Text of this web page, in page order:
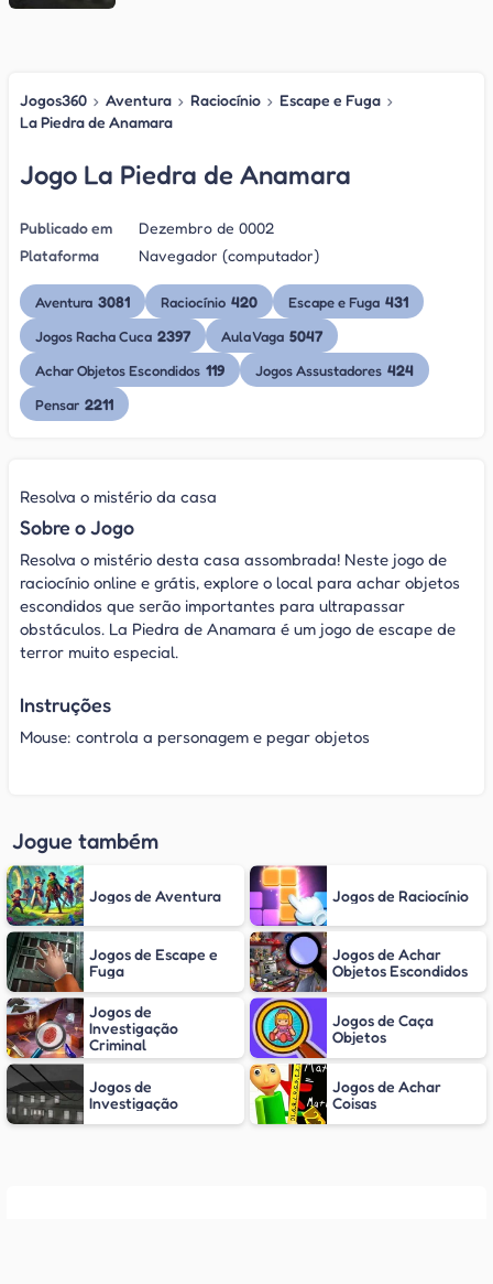
Jogos360 › Aventura › Raciocínio › Escape e Fuga ›
La Piedra de Anamara
Jogo La Piedra de Anamara
Publicado em
Dezembro de 0002
Plataforma
Navegador (computador)
Aventura 3081 Raciocínio 420 Escape e Fuga 431
Jogos Racha Cuca 2397 Aula Vaga 5047
Achar Objetos Escondidos 119 Jogos Assustadores 424
Pensar 2211
Resolva o mistério da casa
Sobre o Jogo
Resolva o mistério desta casa assombrada! Neste jogo de
raciocínio online e grátis, explore o local para achar objetos
escondidos que serão importantes para ultrapassar
obstáculos. La Piedra de Anamara é um jogo de escape de
terror muito especial.
Instruções
Mouse: controla a personagem e pegar objetos
Jogue também
Jogos de Aventura Jogos de Raciocínio
Jogos de Escape e
Fuga
Jogos de Achar
Objetos Escondidos
Jogos de
Investigação
Criminal
Jogos de Caça
Objetos
Jogos de
Investigação
Jogos de Achar
Coisas